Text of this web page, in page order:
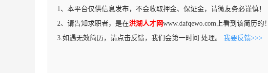
1、本平台仅供信息发布，不会收取押金、保证金，请微友务必谨慎！
2、请告知求职者，是在洪湖人才网www.dafqewo.com上看到该简历的！
3.如遇无效简历，请点击反馈，我们会第一时间 处理。 我要反馈>>>